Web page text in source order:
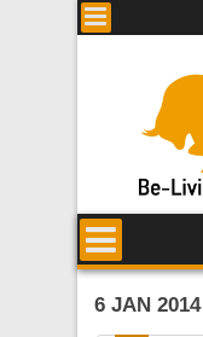
6 JAN 2014